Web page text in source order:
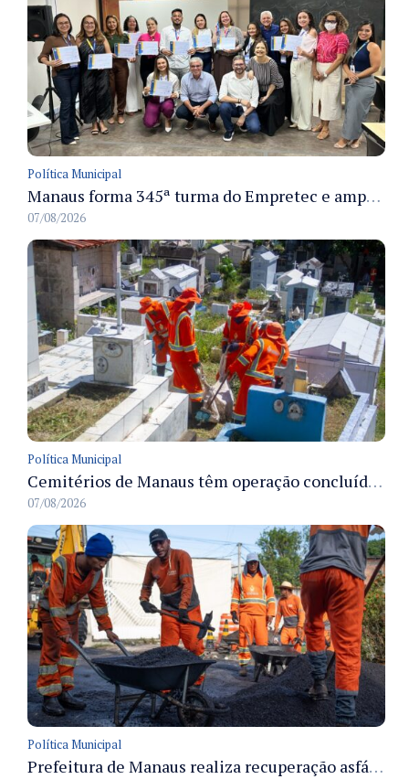
Política Municipal
Manaus forma 345ª turma do Empretec e amplia qualificação de empreendedores na cidade
07/08/2026
Política Municipal
Cemitérios de Manaus têm operação concluída e estrutura pronta para receber famílias no Dia dos Pais
07/08/2026
Política Municipal
Prefeitura de Manaus realiza recuperação asfáltica na rua Canário do Campo e amplia mobilidade na zona Norte